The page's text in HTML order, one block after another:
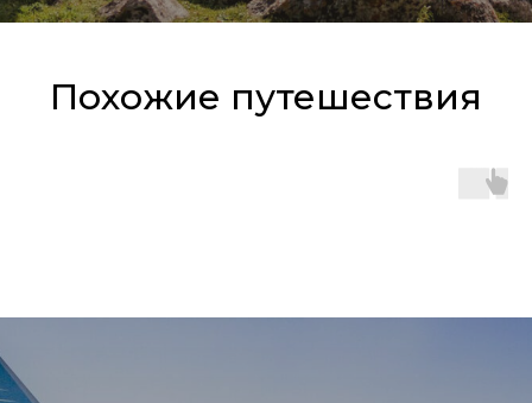
Похожие путешествия